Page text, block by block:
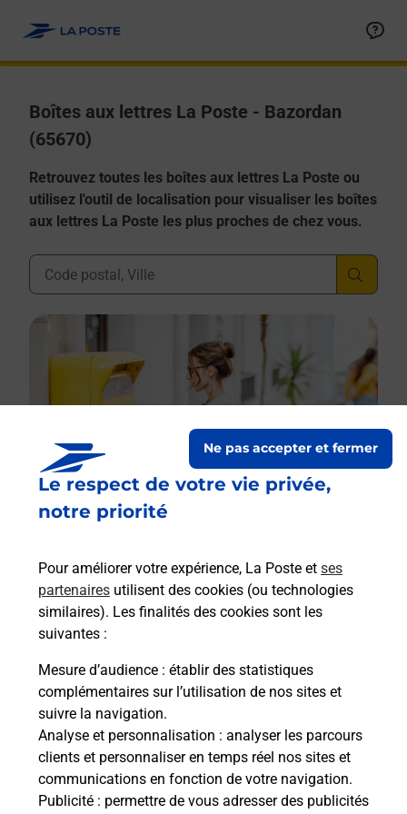
Le respect de votre vie privée,
notre priorité
Pour améliorer votre expérience, La Poste et ses
partenaires utilisent des cookies (ou technologies
similaires). Les finalités des cookies sont les
suivantes :
Mesure d’audience : établir des statistiques
complémentaires sur l’utilisation de nos sites et
suivre la navigation.
Analyse et personnalisation : analyser les parcours
clients et personnaliser en temps réel nos sites et
communications en fonction de votre navigation.
Publicité : permettre de vous adresser des publicités
Ne pas accepter et fermer
Boîtes aux lettres La Poste - Bazordan
(65670)
Retrouvez toutes les boîtes aux lettres La Poste ou
utilisez l'outil de localisation pour visualiser les boîtes
aux lettres La Poste les plus proches de chez vous.
Ville, Département, Code Postal
Boîte aux lettres La Poste
Prochaine collecte du courriervendredi
09h00
Rue Du Centre Bourg
65670
Bazordan
Itinéraire
Le lien s'ouvre dans un nouvel onglet